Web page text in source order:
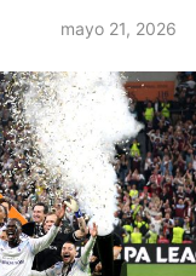
mayo 21, 2026